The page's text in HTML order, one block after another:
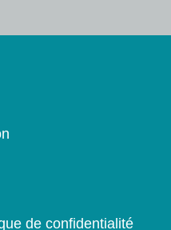
de confidentialité